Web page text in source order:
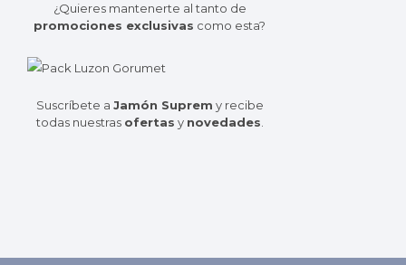
¿Quieres mantenerte al tanto de
promociones exclusivas como esta?
Suscríbete a Jamón Suprem y recibe
todas nuestras ofertas y novedades